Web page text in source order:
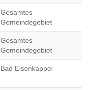
Gesamtes
Gemeindegebiet
Gesamtes
Gemeindegebiet
Bad Eisenkappel